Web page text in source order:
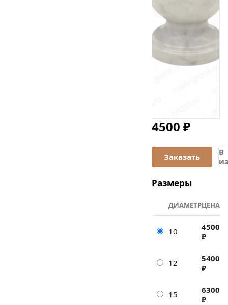
4500 ₽
В
Размеры
ДИАМЕТРЦЕНА
10
4500
₽
12
5400
₽
15
6300
₽